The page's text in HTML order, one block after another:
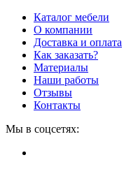
Каталог мебели
О компании
Доставка и оплата
Как заказать?
Материалы
Наши работы
Отзывы
Контакты
Мы в соцсетях: